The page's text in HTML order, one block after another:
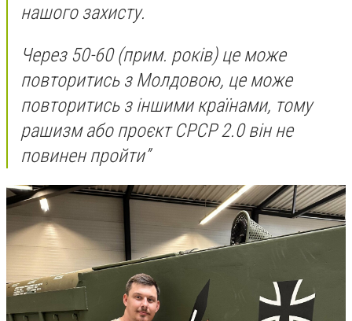
нашого захисту.
Через 50-60 (прим. років) це може
повторитись з Молдовою, це може
повторитись з іншими країнами, тому
рашизм або проєкт СРСР 2.0 він не
повинен пройти”